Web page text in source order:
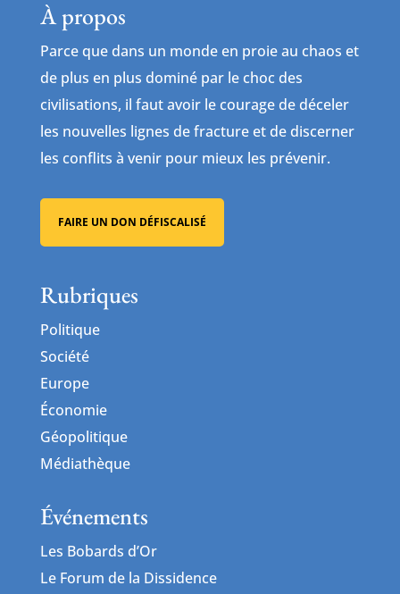
À propos
Parce que dans un monde en proie au chaos et
de plus en plus dominé par le choc des
civilisations, il faut avoir le courage de déceler
les nouvelles lignes de fracture et de discerner
les conflits à venir pour mieux les prévenir.
FAIRE UN DON DÉFISCALISÉ
Rubriques
Politique
Société
Europe
Économie
Géopolitique
Médiathèque
Événements
Les Bobards d’Or
Le Forum de la Dissidence